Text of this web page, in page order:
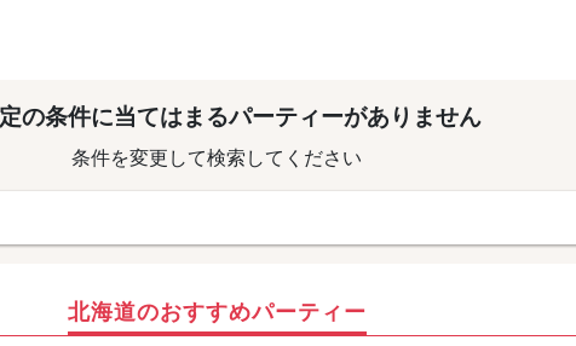
の条件に当てはまるパーティーがありません
条件を変更して検索してください
北海道のおすすめパーティー